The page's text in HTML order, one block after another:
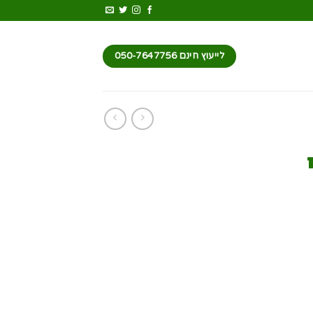
לייעוץ חינם 050-7647756